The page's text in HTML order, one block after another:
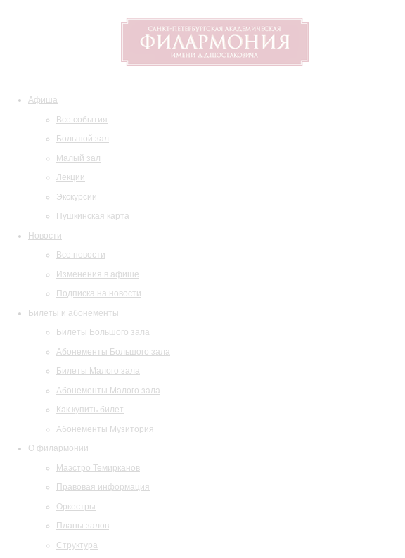
Афиша
Все события
Большой зал
Малый зал
Лекции
Экскурсии
Пушкинская карта
Новости
Все новости
Изменения в афише
Подписка на новости
Билеты и абонементы
Билеты Большого зала
Абонементы Большого зала
Билеты Малого зала
Абонементы Малого зала
Как купить билет
Абонементы Музитория
О филармонии
Маэстро Темирканов
Правовая информация
Оркестры
Планы залов
Структура